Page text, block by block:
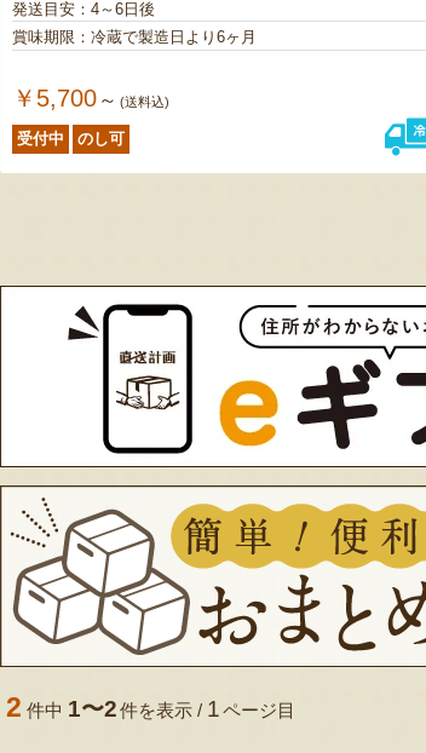
発送目安：4～6日後
賞味期限：冷蔵で製造日より6ヶ月
￥5,700 ～ (送料込)
受付中 のし可
2 件中 1〜2件を表示 / 1ページ目
三和油脂の看板商品「まいに
果樹栽培が盛んな東根市で